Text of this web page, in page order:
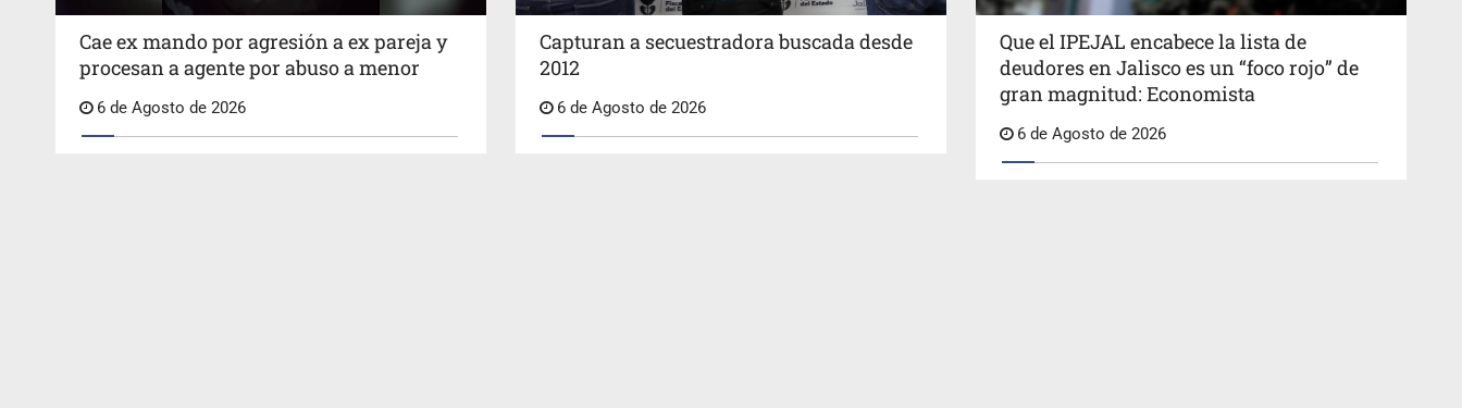
Cae ex mando por agresión a ex pareja y
procesan a agente por abuso a menor
6 de Agosto de 2026
Capturan a secuestradora buscada desde
2012
6 de Agosto de 2026
Que el IPEJAL encabece la lista de
deudores en Jalisco es un “foco rojo” de
gran magnitud: Economista
6 de Agosto de 2026